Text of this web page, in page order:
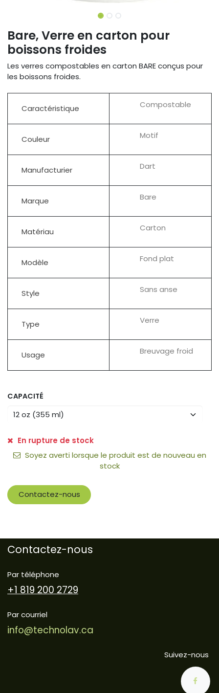
Bare, Verre en carton pour
boissons froides
Les verres compostables en carton BARE conçus pour
les boissons froides.
Caractéristique Compostable
Couleur Motif
Manufacturier Dart
Marque Bare
Matériau Carton
Modèle Fond plat
Style Sans anse
Type Verre
Usage Breuvage froid
CAPACITÉ
En rupture de stock
Soyez averti lorsque le produit est de nouveau en
stock
Contactez-nous
Contactez-nous
Par téléphone
+1 819 200 2729
Par courriel
info@technolav.ca
Suivez-nous